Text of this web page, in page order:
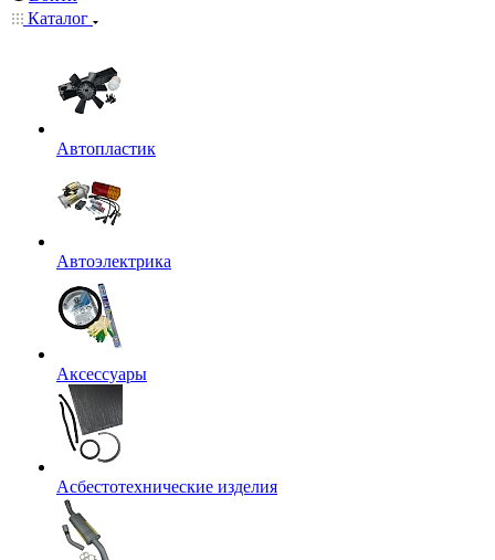
Каталог
Автопластик
Автоэлектрика
Аксессуары
Асбестотехнические изделия